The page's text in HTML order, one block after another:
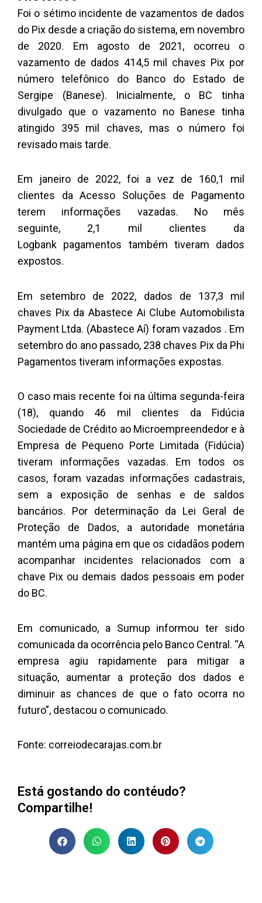
Foi o sétimo incidente de vazamentos de dados
do Pix desde a criação do sistema, em novembro
de 2020. Em agosto de 2021, ocorreu o
vazamento de dados 414,5 mil chaves Pix por
número telefônico do Banco do Estado de
Sergipe (Banese). Inicialmente, o BC tinha
divulgado que o vazamento no Banese tinha
atingido 395 mil chaves, mas o número foi
revisado mais tarde.
Em janeiro de 2022, foi a vez de 160,1 mil
clientes da Acesso Soluções de Pagamento
terem informações vazadas. No mês
seguinte, 2,1 mil clientes da
Logbank pagamentos também tiveram dados
expostos.
Em setembro de 2022, dados de 137,3 mil
chaves Pix da Abastece Ai Clube Automobilista
Payment Ltda. (Abastece Aí) foram vazados . Em
setembro do ano passado, 238 chaves Pix da Phi
Pagamentos tiveram informações expostas.
O caso mais recente foi na última segunda-feira
(18), quando 46 mil clientes da Fidúcia
Sociedade de Crédito ao Microempreendedor e à
Empresa de Pequeno Porte Limitada (Fidúcia)
tiveram informações vazadas. Em todos os
casos, foram vazadas informações cadastrais,
sem a exposição de senhas e de saldos
bancários. Por determinação da Lei Geral de
Proteção de Dados, a autoridade monetária
mantém uma páginaem que os cidadãos podem
acompanhar incidentes relacionados com a
chave Pix ou demais dados pessoais em poder
do BC.
Em comunicado, a Sumup informou ter sido
comunicada da ocorrência pelo Banco Central. “A
empresa agiu rapidamente para mitigar a
situação, aumentar a proteção dos dados e
diminuir as chances de que o fato ocorra no
futuro”, destacou o comunicado.
Fonte: correiodecarajas.com.br
Está gostando do contéudo?
Compartilhe!